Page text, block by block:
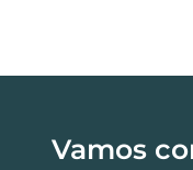
Vamos